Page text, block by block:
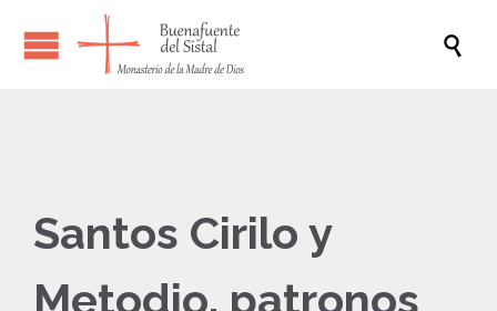

Santos Cirilo y
Metodio, patronos